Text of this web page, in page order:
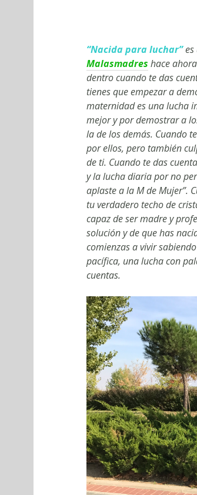
“Nacida para luchar”
Malasmadres hace
dentro cuando te das
tienes que empezar a
maternidad es una lucha
mejor y por demostrar a
la de los demás. Cuando
por ellos, pero también
de ti. Cuando te das
y la lucha diaria por no
aplaste a la M de Mujer”.
tu verdadero techo de
capaz de ser madre y
solución y de que has
comienzas a vivir
pacífica, una lucha con
cuentas.